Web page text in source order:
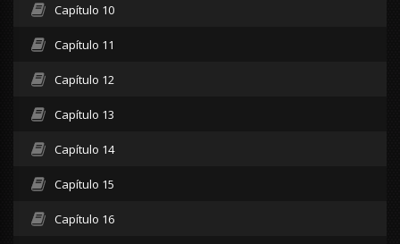
Capítulo 10
Capítulo 11
Capítulo 12
Capítulo 13
Capítulo 14
Capítulo 15
Capítulo 16